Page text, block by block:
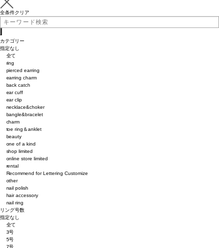
全条件クリア
カテゴリー
指定なし
全て
ring
pierced earring
earring charm
back catch
ear cuff
ear clip
necklace&choker
bangle&bracelet
charm
toe ring＆anklet
beauty
one of a kind
shop limited
online store limited
rental
Recommend for Lettering Customize
other
nail polish
hair accessory
nail ring
リング号数
指定なし
全て
3号
5号
7号